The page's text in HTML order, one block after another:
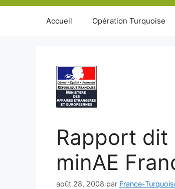
Accueil Opération Turquoise
Rapport dit
minAE
août 28, 2008 par France-